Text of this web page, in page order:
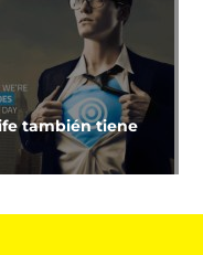
también tiene